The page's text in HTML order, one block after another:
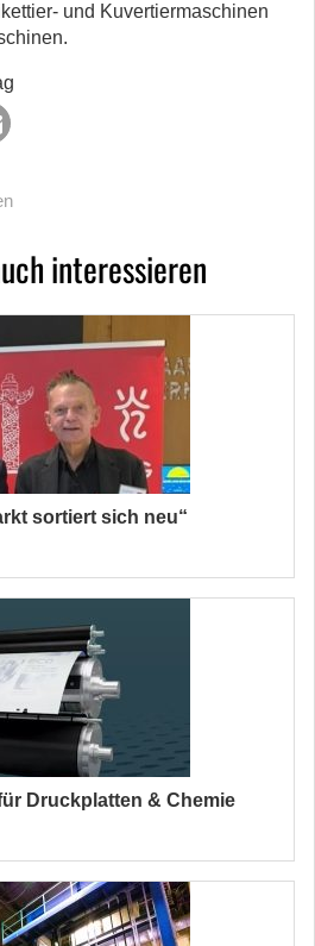
und Kuvertiermaschinen
interessieren
sortiert sich neu“
Druckplatten & Chemie